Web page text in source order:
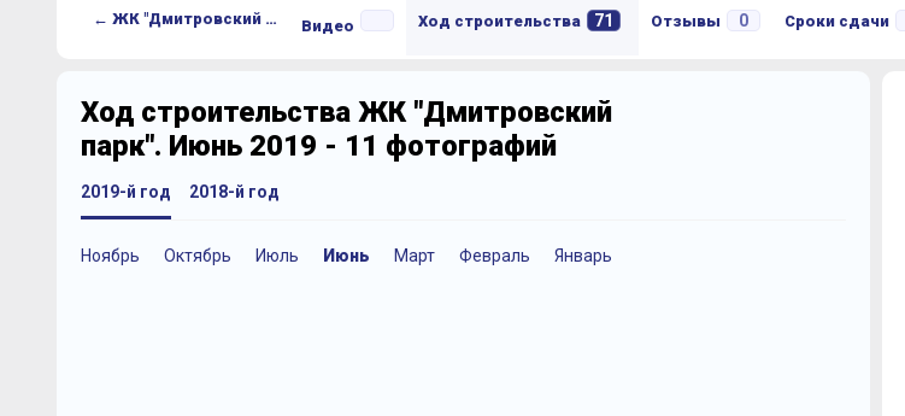
← ЖК "Дмитровский парк" Видео Ход строительства 71 Отзывы 0 Сроки сдачи
Ход строительства ЖК "Дмитровский
парк". Июнь 2019 - 11 фотографий
2019-й год
Ноябрь Октябрь Июль Июнь Март Февраль Январь
2018-й год